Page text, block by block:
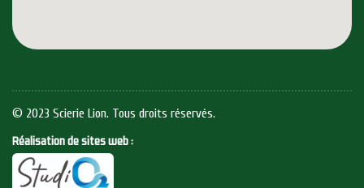
© 2023 Scierie Lion. Tous droits réservés.
Réalisation de sites web :